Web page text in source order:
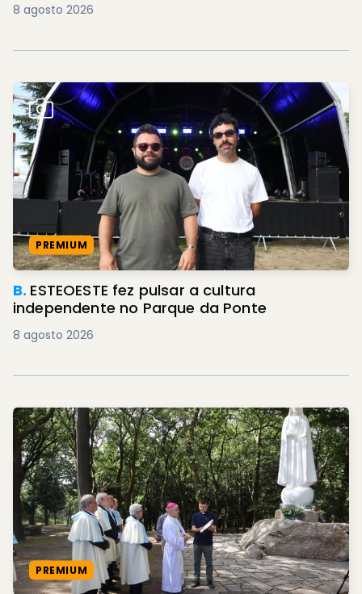
8 agosto 2026
PREMIUM
B. ESTEOESTE fez pulsar a cultura
independente no Parque da Ponte
8 agosto 2026
PREMIUM